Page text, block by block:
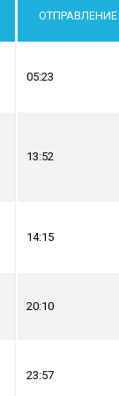
ОТПРАВЛЕНИЕ
05:23
13:52
14:15
20:10
23:57